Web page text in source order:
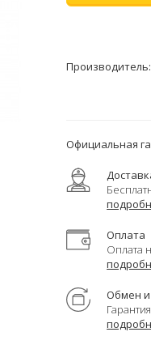
Производитель:
Официальная
Оплата
Оплата
Обмен